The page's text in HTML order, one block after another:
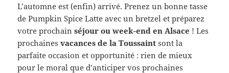
L’automne est (enfin) arrivé. Prenez un bonne tasse
de Pumpkin Spice Latte avec un bretzel et préparez
votre prochainséjour ou week-end en Alsace ! Les
prochainesvacances de la Toussaint sont la
parfaite occasion et opportunité : rien de mieux
pour le moral que d’anticiper vos prochaines